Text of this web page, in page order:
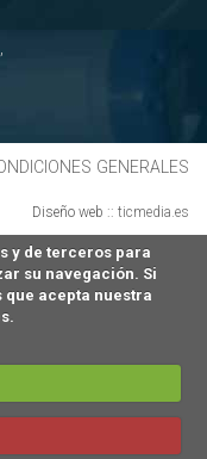
GENERALES
Diseño web :: ticmedia.es
y de terceros para
su navegación. Si
acepta nuestra